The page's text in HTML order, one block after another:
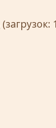
(загрузок: